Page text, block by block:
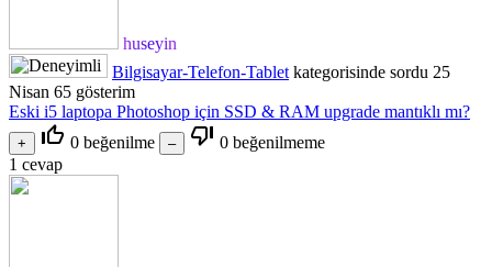
huseyin
Bilgisayar-Telefon-Tablet kategorisinde sordu 25
Nisan 65 gösterim
Eski i5 laptopa Photoshop için SSD & RAM upgrade mantıklı mı?
thumb_up_off_alt 0 beğenilme thumb_down_off_alt 0 beğenilmeme
1 cevap